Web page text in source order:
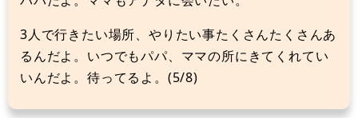
3人で行きたい場所、やりたい事たくさんたくさんあ
るんだよ。いつでもパパ、ママの所にきてくれてい
いんだよ。待ってるよ。(5/8)